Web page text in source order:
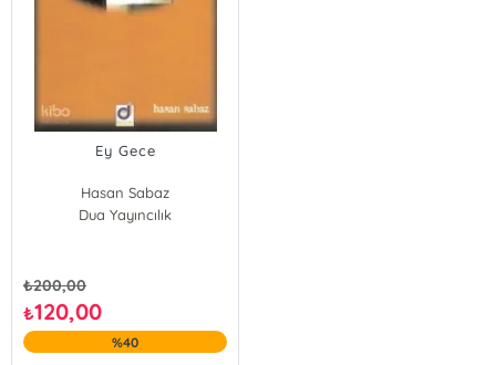
Ey Gece
Hasan Sabaz
Dua Yayıncılık
₺200,00
₺120,00
%40